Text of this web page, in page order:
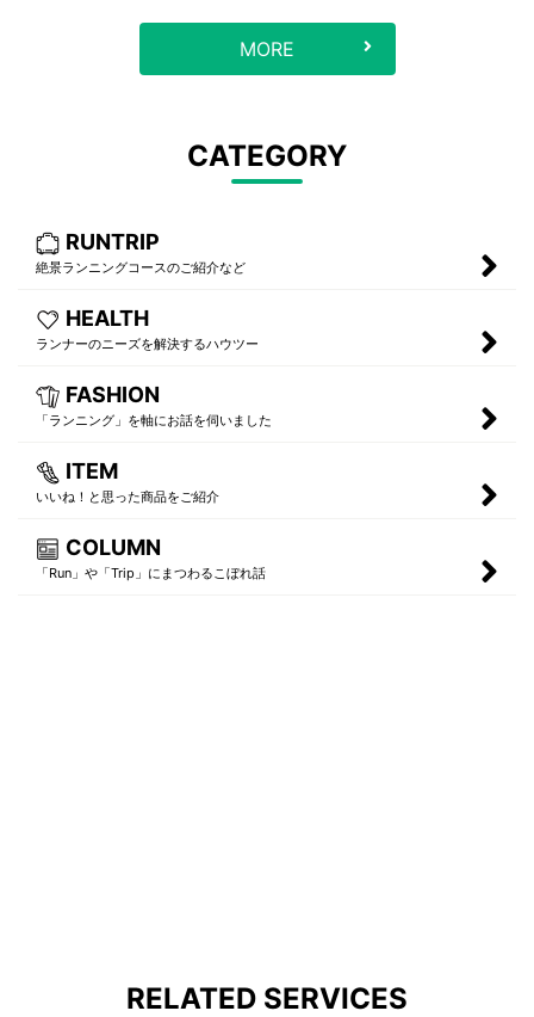
MORE
CATEGORY
RUNTRIP
絶景ランニングコースのご紹介など
HEALTH
ランナーのニーズを解決するハウツー
FASHION
「ランニング」を軸にお話を伺いました
ITEM
いいね！と思った商品をご紹介
COLUMN
「Run」や「Trip」にまつわるこぼれ話
RELATED SERVICES